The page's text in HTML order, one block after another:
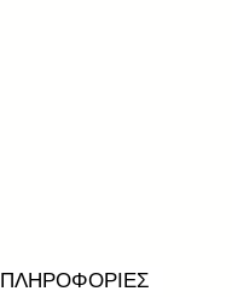
ΠΛΗΡΟΦΟΡΙΕΣ